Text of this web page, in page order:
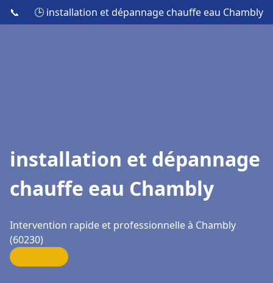
📞 🕒 installation et dépannage chauffe eau Chambly
installation et dépannage
chauffe eau Chambly
Intervention rapide et professionnelle à Chambly
(60230)